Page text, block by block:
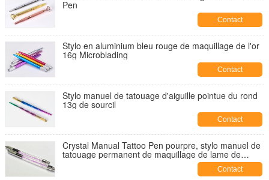
Pen
Contact
Stylo en aluminium bleu rouge de maquillage de l'or
16g Microblading
Contact
Stylo manuel de tatouage d'aiguille pointue du rond
13g de sourcil
Contact
Crystal Manual Tattoo Pen pourpre, stylo manuel de
tatouage permanent de maquillage de lame de
Contact